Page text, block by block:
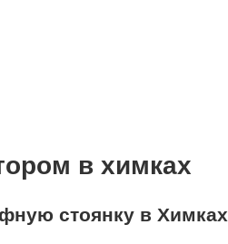
в химках
стоянку в Химках